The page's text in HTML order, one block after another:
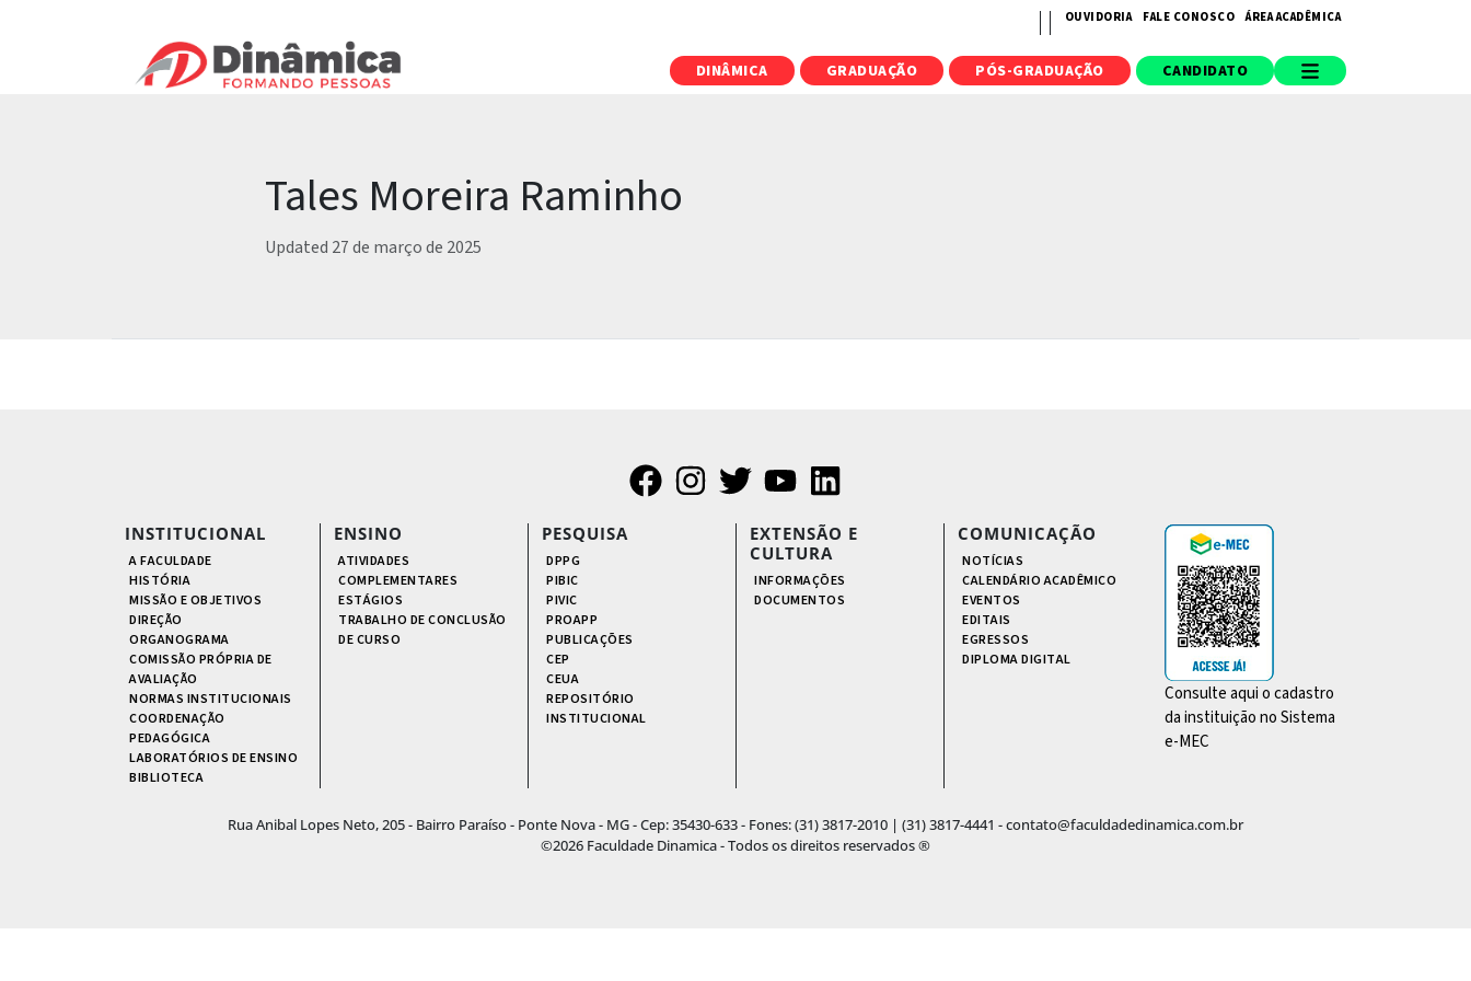
OUVIDORIA FALE CONOSCO ÁREA ACADÊMICA
DINÂMICA GRADUAÇÃO PÓS-GRADUAÇÃO CANDIDATO
Tales Moreira Raminho
Updated 27 de março de 2025
INSTITUCIONAL
A FACULDADE
HISTÓRIA
MISSÃO E OBJETIVOS
DIREÇÃO
ORGANOGRAMA
COMISSÃO PRÓPRIA DE
AVALIAÇÃO
NORMAS INSTITUCIONAIS
COORDENAÇÃO
PEDAGÓGICA
LABORATÓRIOS DE ENSINO
BIBLIOTECA
ENSINO
ATIVIDADES
COMPLEMENTARES
ESTÁGIOS
TRABALHO DE CONCLUSÃO
DE CURSO
PESQUISA
DPPG
PIBIC
PIVIC
PROAPP
PUBLICAÇÕES
CEP
CEUA
REPOSITÓRIO
INSTITUCIONAL
EXTENSÃO E
CULTURA
INFORMAÇÕES
DOCUMENTOS
COMUNICAÇÃO
NOTÍCIAS
CALENDÁRIO ACADÊMICO
EVENTOS
EDITAIS
EGRESSOS
DIPLOMA DIGITAL
Consulte aqui o cadastro
da instituição no Sistema
e-MEC
Rua Anibal Lopes Neto, 205 - Bairro Paraíso - Ponte Nova - MG - Cep: 35430-633 - Fones: (31) 3817-2010 | (31) 3817-4441 - contato@faculdadedinamica.com.br
©2026 Faculdade Dinamica - Todos os direitos reservados ®